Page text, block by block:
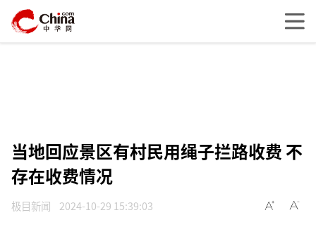
当地回应景区有村民用绳子拦路收费 不
存在收费情况
极目新闻 2024-10-29 15:39:03